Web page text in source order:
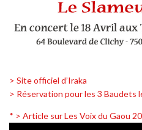
> Site officiel d’Iraka
> Réservation pour les 3 Baudets
* > Article sur Les Voix du Gaou